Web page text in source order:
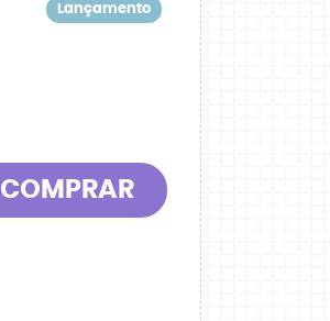
Lançamento
COMPRAR